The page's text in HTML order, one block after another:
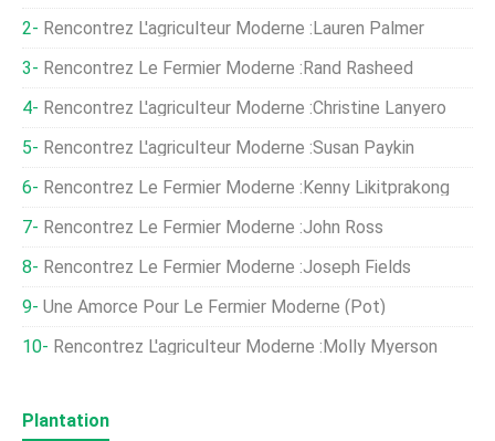
Rencontrez L'agriculteur Moderne :Lauren Palmer
Rencontrez Le Fermier Moderne :Rand Rasheed
Rencontrez L'agriculteur Moderne :Christine Lanyero
Rencontrez L'agriculteur Moderne :Susan Paykin
Rencontrez Le Fermier Moderne :Kenny Likitprakong
Rencontrez Le Fermier Moderne :John Ross
Rencontrez Le Fermier Moderne :Joseph Fields
Une Amorce Pour Le Fermier Moderne (pot)
Rencontrez L'agriculteur Moderne :Molly Myerson
Plantation